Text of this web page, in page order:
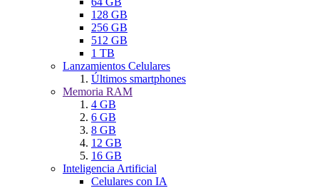
128 GB
256 GB
512 GB
1 TB
Lanzamientos Celulares
Últimos smartphones
Memoria RAM
4 GB
6 GB
8 GB
12 GB
16 GB
Inteligencia Artificial
Celulares con IA